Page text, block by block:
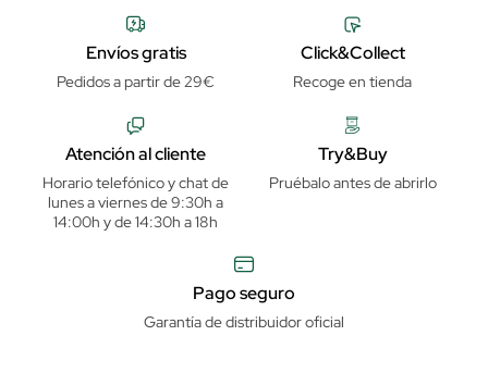
Envíos gratis
Pedidos a partir de 29€
Click&Collect
Recoge en tienda
Atención al cliente
Horario telefónico y chat de
lunes a viernes de 9:30h a
14:00h y de 14:30h a 18h
Try&Buy
Pruébalo antes de abrirlo
Pago seguro
Garantía de distribuidor oficial